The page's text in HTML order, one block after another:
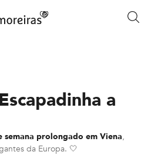
a
semana prolongado em Viena,
da Europa. 🤍